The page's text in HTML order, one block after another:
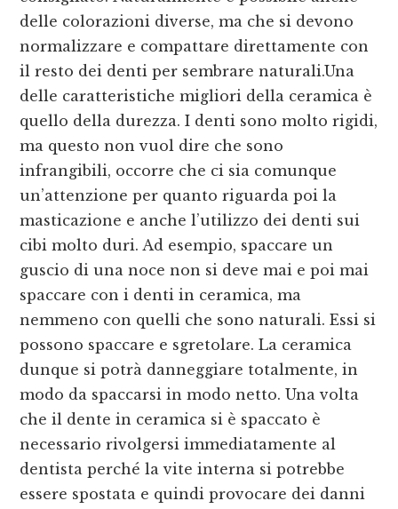
delle colorazioni diverse, ma che si devono
normalizzare e compattare direttamente con
il resto dei denti per sembrare naturali.Una
delle caratteristiche migliori della ceramica è
quello della durezza. I denti sono molto rigidi,
ma questo non vuol dire che sono
infrangibili, occorre che ci sia comunque
un’attenzione per quanto riguarda poi la
masticazione e anche l’utilizzo dei denti sui
cibi molto duri. Ad esempio, spaccare un
guscio di una noce non si deve mai e poi mai
spaccare con i denti in ceramica, ma
nemmeno con quelli che sono naturali. Essi si
possono spaccare e sgretolare. La ceramica
dunque si potrà danneggiare totalmente, in
modo da spaccarsi in modo netto. Una volta
che il dente in ceramica si è spaccato è
necessario rivolgersi immediatamente al
dentista perché la vite interna si potrebbe
essere spostata e quindi provocare dei danni